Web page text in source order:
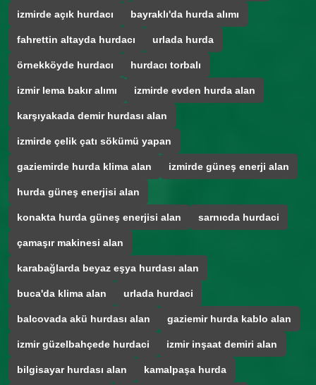
izmirde açık hurdacı bayraklı'da hurda alımı
fahrettin altayda hurdacı urlada hurda
örnekköyde hurdacı hurdacı torbalı
izmir lema bakır alımı izmirde evden hurda alan
karşıyakada demir hurdası alan
izmirde çelik çatı sökümü yapan
gaziemirde hurda klima alan izmirde güneş enerji alan
hurda güneş enerjisi alan
konakta hurda güneş enerjisi alan sarnıcda hurdaci
çamaşır makinesi alan
karabağlarda beyaz eşya hurdası alan
buca'da klima alan urlada hurdaci
balcovada akü hurdası alan gaziemir hurda kablo alan
izmir güzelbahçede hurdaci izmir inşaat demiri alan
bilgisayar hurdası alan kamalpaşa hurda